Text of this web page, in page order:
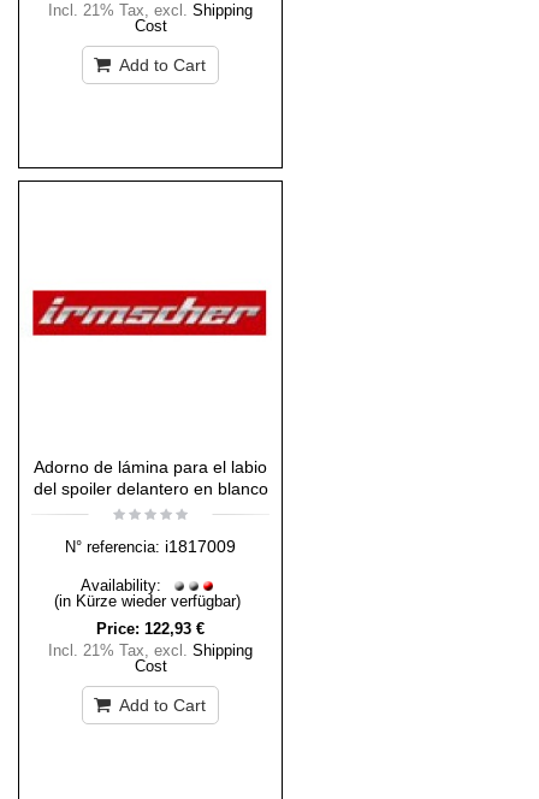
Incl. 21% Tax, excl. Shipping
Cost
Add to Cart
Adorno de lámina para el labio
del spoiler delantero en blanco
N° referencia: i1817009
Availability:
(in Kürze wieder verfügbar)
Price: 122,93 €
Incl. 21% Tax, excl. Shipping
Cost
Add to Cart